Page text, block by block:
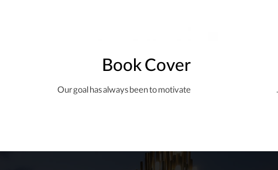
Book Cover
Our goal has always been to motivate